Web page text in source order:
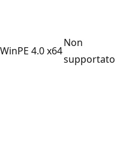
WinPE 4.0 x64
Non
supportato